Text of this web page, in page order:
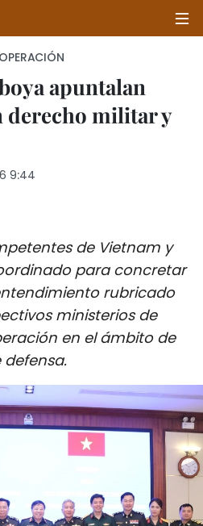
- MEDIO AMBIENTE
- ENTRETENIMIENTO
DE AMISTAD
MULTIMEDIA
apuntalan
derecho militar y
9:44
de Vietnam y
para concretar
rubricado
ministerios de
en el ámbito de